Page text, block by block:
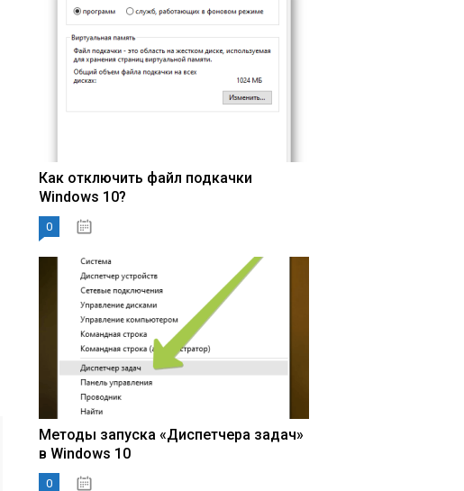
Как отключить файл подкачки
Windows 10?
0
Методы запуска «Диспетчера задач»
в Windows 10
0